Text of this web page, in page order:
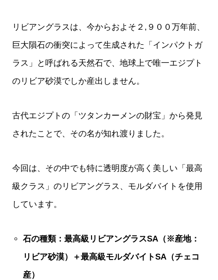
リビアングラスは、今からおよそ２,９００万年前、
巨大隕石の衝突によって生成された「インパクトガ
ラス」と呼ばれる天然石で、地球上で唯一エジプト
のリビア砂漠でしか産出しません。
古代エジプトの「ツタンカーメンの財宝」から発見
されたことで、その名が知れ渡りました。
今回は、その中でも特に透明度が高く美しい「最高
級クラス」のリビアングラス、モルダバイトを使用
しています。
石の種類：最高級リビアングラスSA（※産地：
リビア砂漠）＋最高級モルダバイトSA（チェコ
産）